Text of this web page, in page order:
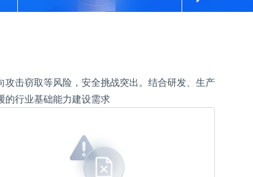
击窃取等风险，安全挑战突出。结合研发、生产
的行业基础能力建设需求